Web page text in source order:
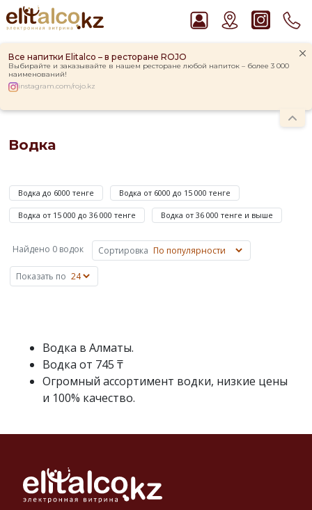
Все напитки Elitalco – в ресторане ROJO
Выбирайте и заказывайте в нашем ресторане любой напиток – более 3 000
наименований!
instagram.com/rojo.kz
Пиво Guinness Draught 4,2% Can
Ром Captain Morgan White 37,5%
Джин Gordon`s London Dry Gin 37,5%
Водка
крепкий
алкогольный
напиток,
путем
смешивания
ректифицированного
исправленной
достижения
нужной
Основными
производителями
Водка до 6000 тенге Водка от 6000 до 15 000 тенге
Водка от 15 000 до 36 000 тенге Водка от 36 000 тенге и выше
Найдено 0 водок Сортировка
Показать по
Водка в Алматы.
Водка от 745 ₸
Огромный ассортимент водки, низкие цены
и 100% качество.